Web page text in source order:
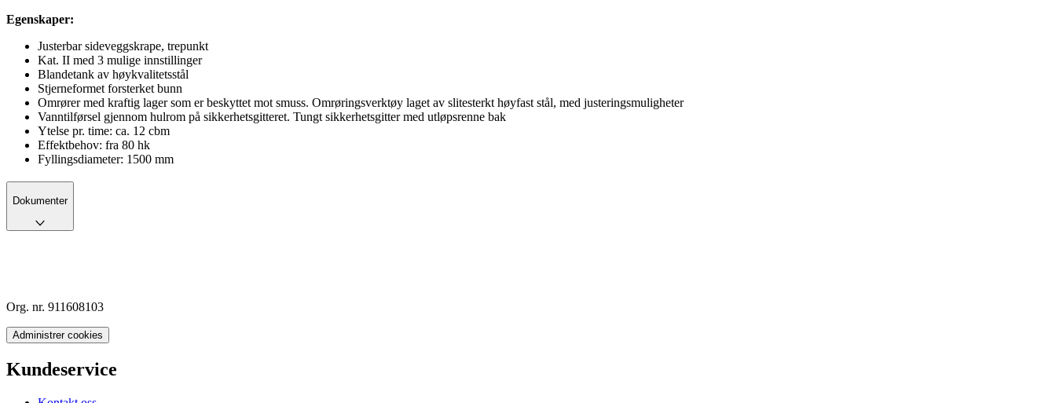
Egenskaper:
Justerbar sideveggskrape, trepunkt
Kat. II med 3 mulige innstillinger
Blandetank av høykvalitetsstål
Stjerneformet forsterket bunn
Omrører med kraftig lager som er beskyttet mot smuss. Omrøringsverktøy laget av slitesterkt høyfast stål, med justeringsmuligheter
Vanntilførsel gjennom hulrom på sikkerhetsgitteret. Tungt sikkerhetsgitter med utløpsrenne bak
Ytelse pr. time: ca. 12 cbm
Effektbehov: fra 80 hk
Fyllingsdiameter: 1500 mm
Dokumenter
Org. nr. 911608103
Administrer cookies
Kundeservice